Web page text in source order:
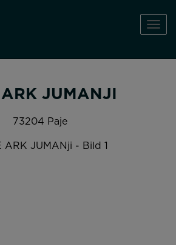
JUMANJI
73204 Paje